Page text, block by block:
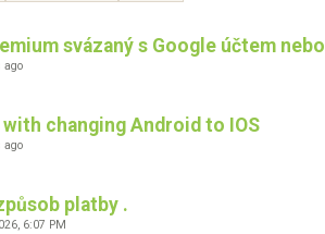
svázaný s Google účtem
ago
with changing Android to IOS
ago
platby .
6:07 PM